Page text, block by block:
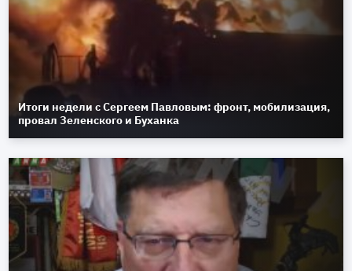
Итоги недели с Сергеем Павловым: фронт, мобилизация,
провал Зеленского и Буханка